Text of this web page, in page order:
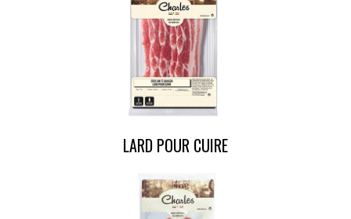
LARD POUR CUIRE